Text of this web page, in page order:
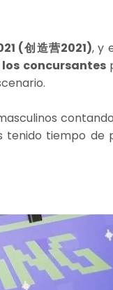
(创造营2021), y
los concursantes
tenido tiempo de